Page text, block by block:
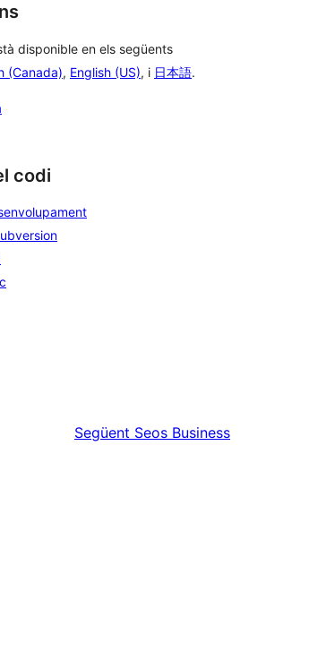
disponible en els següents
(Canada), English (US), i 日本語.
codi
Següent Seos Business